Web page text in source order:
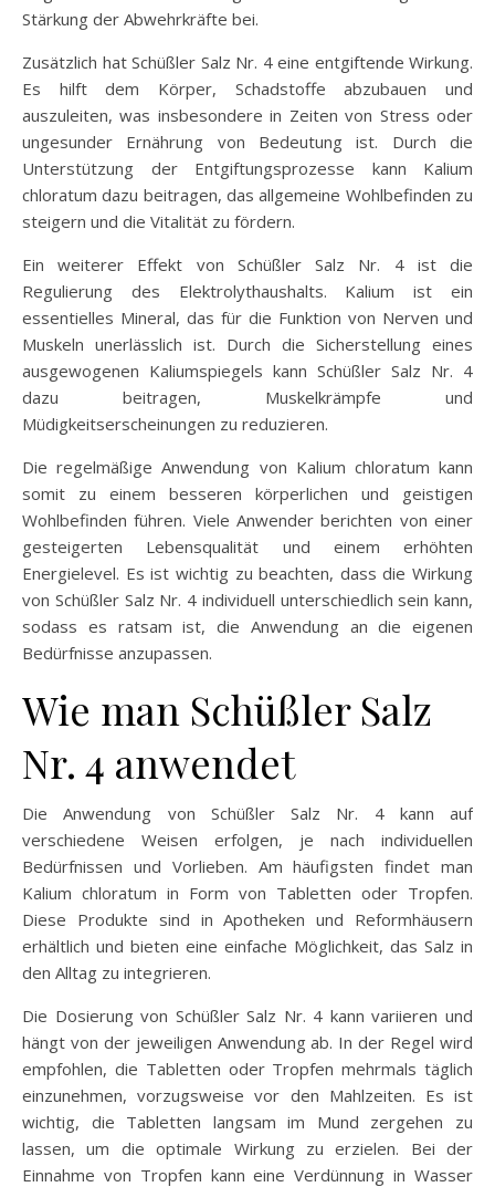
Stärkung der Abwehrkräfte bei.
Zusätzlich hat Schüßler Salz Nr. 4 eine entgiftende Wirkung.
Es hilft dem Körper, Schadstoffe abzubauen und
auszuleiten, was insbesondere in Zeiten von Stress oder
ungesunder Ernährung von Bedeutung ist. Durch die
Unterstützung der Entgiftungsprozesse kann Kalium
chloratum dazu beitragen, das allgemeine Wohlbefinden zu
steigern und die Vitalität zu fördern.
Ein weiterer Effekt von Schüßler Salz Nr. 4 ist die
Regulierung des Elektrolythaushalts. Kalium ist ein
essentielles Mineral, das für die Funktion von Nerven und
Muskeln unerlässlich ist. Durch die Sicherstellung eines
ausgewogenen Kaliumspiegels kann Schüßler Salz Nr. 4
dazu beitragen, Muskelkrämpfe und
Müdigkeitserscheinungen zu reduzieren.
Die regelmäßige Anwendung von Kalium chloratum kann
somit zu einem besseren körperlichen und geistigen
Wohlbefinden führen. Viele Anwender berichten von einer
gesteigerten Lebensqualität und einem erhöhten
Energielevel. Es ist wichtig zu beachten, dass die Wirkung
von Schüßler Salz Nr. 4 individuell unterschiedlich sein kann,
sodass es ratsam ist, die Anwendung an die eigenen
Bedürfnisse anzupassen.
Wie man Schüßler Salz
Nr. 4 anwendet
Die Anwendung von Schüßler Salz Nr. 4 kann auf
verschiedene Weisen erfolgen, je nach individuellen
Bedürfnissen und Vorlieben. Am häufigsten findet man
Kalium chloratum in Form von Tabletten oder Tropfen.
Diese Produkte sind in Apotheken und Reformhäusern
erhältlich und bieten eine einfache Möglichkeit, das Salz in
den Alltag zu integrieren.
Die Dosierung von Schüßler Salz Nr. 4 kann variieren und
hängt von der jeweiligen Anwendung ab. In der Regel wird
empfohlen, die Tabletten oder Tropfen mehrmals täglich
einzunehmen, vorzugsweise vor den Mahlzeiten. Es ist
wichtig, die Tabletten langsam im Mund zergehen zu
lassen, um die optimale Wirkung zu erzielen. Bei der
Einnahme von Tropfen kann eine Verdünnung in Wasser